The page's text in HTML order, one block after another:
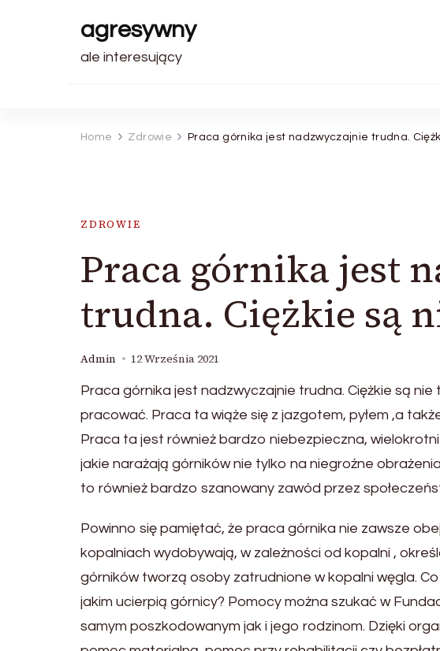
agresywny
ale interesujący
Home Zdrowie Praca górnika jest nadzwyczajnie trudna.
ZDROWIE
Praca górnika jest
trudna. Ciężkie są
Admin 12 Września 2021
Praca górnika jest nadzwyczajnie trudna. Ciężkie są
pracować. Praca ta wiąże się z jazgotem, pyłem ,a
Praca ta jest również bardzo niebezpieczna,
jakie narażają górników nie tylko na niegroźne
to również bardzo szanowany zawód przez
Powinno się pamiętać, że praca górnika nie zawsze
kopalniach wydobywają, w zależności od kopalni ,
górników tworzą osoby zatrudnione w kopalni węgla.
jakim ucierpią górnicy? Pomocy można szukać w
samym poszkodowanym jak i jego rodzinom. Dzięki